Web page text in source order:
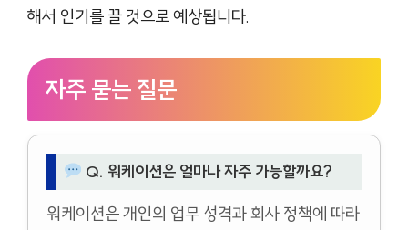
해서 인기를 끌 것으로 예상됩니다.
자주 묻는 질문
Q. 워케이션은 얼마나 자주 가능할까요?
워케이션은 개인의 업무 성격과 회사 정책에 따라